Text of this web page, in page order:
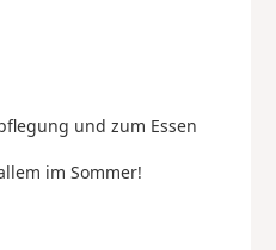
und zum Essen
im Sommer!